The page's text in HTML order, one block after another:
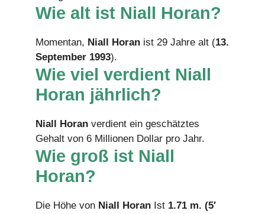
Wie alt ist Niall Horan?
Momentan, Niall Horan ist 29 Jahre alt (13.
September 1993).
Wie viel verdient Niall
Horan jährlich?
Niall Horan verdient ein geschätztes
Gehalt von 6 Millionen Dollar pro Jahr.
Wie groß ist Niall
Horan?
Die Höhe von Niall Horan Ist 1.71 m. (5′